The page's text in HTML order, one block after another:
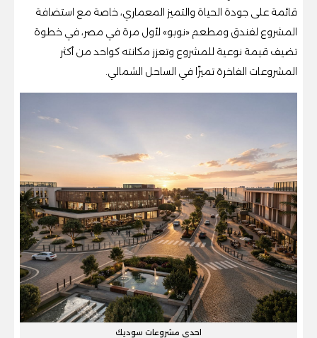
قائمة على جودة الحياة والتميز المعماري، خاصة مع استضافة
المشروع لفندق ومطعم «نوبو» لأول مرة في مصر، في خطوة
تضيف قيمة نوعية للمشروع وتعزز مكانته كواحد من أكثر
المشروعات الفاخرة تميزًا في الساحل الشمالي.
احدى مشروعات سوديك